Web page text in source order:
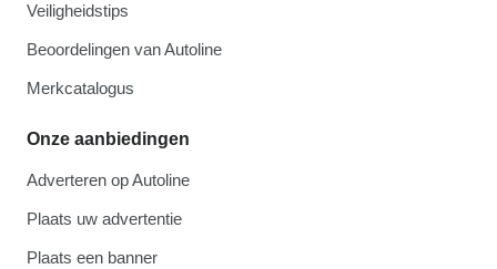
Veiligheidstips
Beoordelingen van Autoline
Merkcatalogus
Onze aanbiedingen
Adverteren op Autoline
Plaats uw advertentie
Plaats een banner